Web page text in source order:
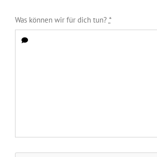
Was können wir für dich tun? *